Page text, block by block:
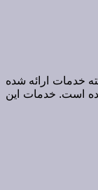
خدمات ارائه شده
است. خدمات این